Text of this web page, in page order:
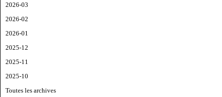
2026-03
2026-02
2026-01
2025-12
2025-11
2025-10
Toutes les archives